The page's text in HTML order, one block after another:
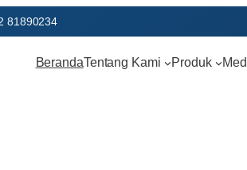
81890234
BerandaTentang Kami Produk